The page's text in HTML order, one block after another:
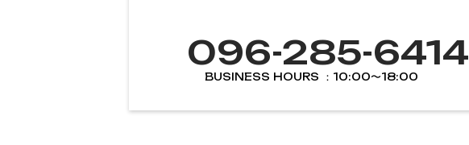
096-285-6414
BUSINESS HOURS ：10:00〜18:00